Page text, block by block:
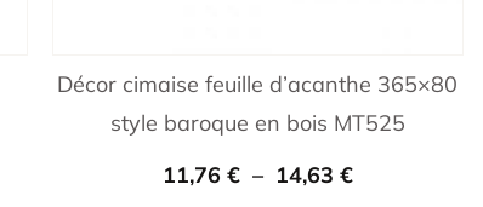
Décor cimaise feuille d’acanthe 365×80
style baroque en bois MT525
11,76 € – 14,63 €